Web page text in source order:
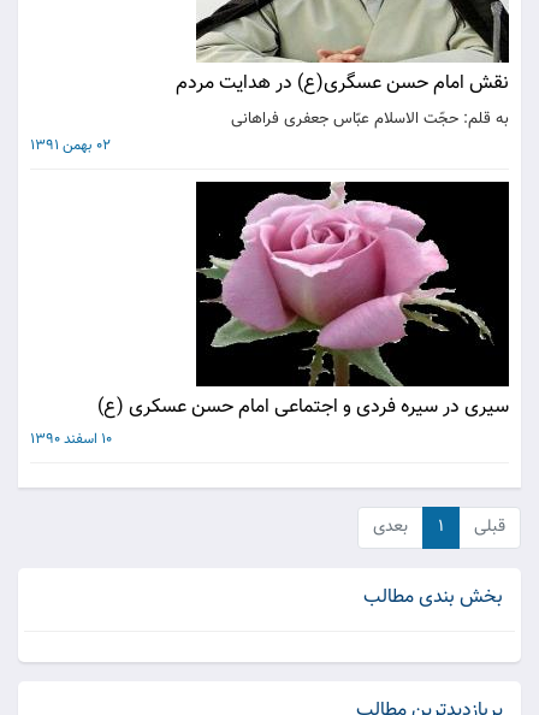
نقش امام حسن عسگری(ع) در هدایت مردم
به قلم: حجّت الاسلام عبّاس جعفری فراهانی
02 بهمن 1391
سیری در سیره فردی و اجتماعی امام حسن عسکری (ع)
10 اسفند 1390
قبلی ۱ بعدی
بخش بندی مطالب